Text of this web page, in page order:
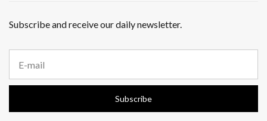
Subscribe and receive our daily newsletter.
a
i
a
Subscribe